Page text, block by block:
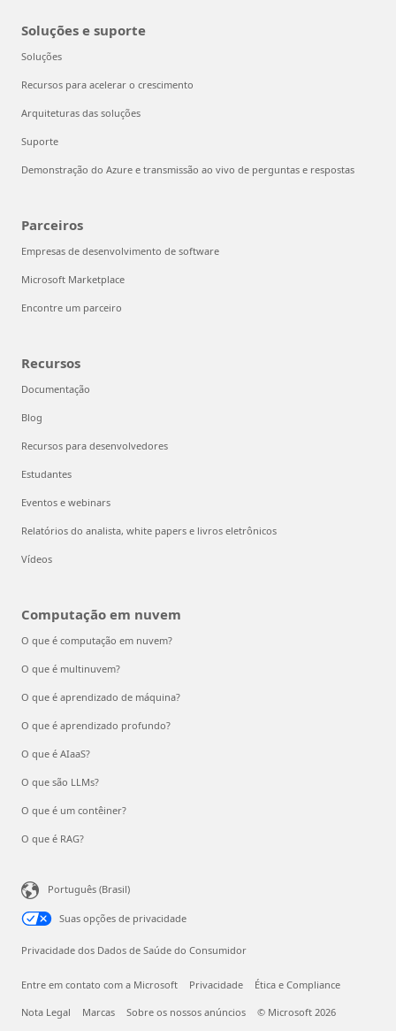
Soluções e suporte
Soluções
Recursos para acelerar o crescimento
Arquiteturas das soluções
Suporte
Demonstração do Azure e transmissão ao vivo de perguntas e respostas
Parceiros
Empresas de desenvolvimento de software
Microsoft Marketplace
Encontre um parceiro
Recursos
Documentação
Blog
Recursos para desenvolvedores
Estudantes
Eventos e webinars
Relatórios do analista, white papers e livros eletrônicos
Vídeos
Computação em nuvem
O que é computação em nuvem?
O que é multinuvem?
O que é aprendizado de máquina?
O que é aprendizado profundo?
O que é AIaaS?
O que são LLMs?
O que é um contêiner?
O que é RAG?
Português (Brasil)
Suas opções de privacidade
Privacidade dos Dados de Saúde do Consumidor
Entre em contato com a Microsoft Privacidade Ética e Compliance
Nota Legal Marcas Sobre os nossos anúncios © Microsoft 2026